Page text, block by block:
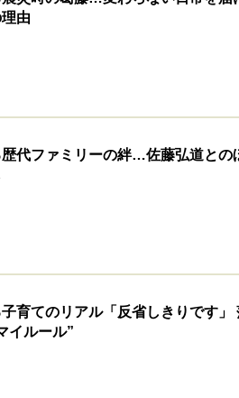
由
代ファミリーの絆…佐藤弘道との
育てのリアル「反省しきりです」
イルール”